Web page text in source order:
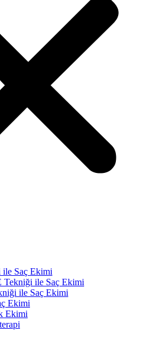
Saç Ekimi
Tekniği ile Saç Ekimi
ile Saç Ekimi
Ekimi
Ekimi